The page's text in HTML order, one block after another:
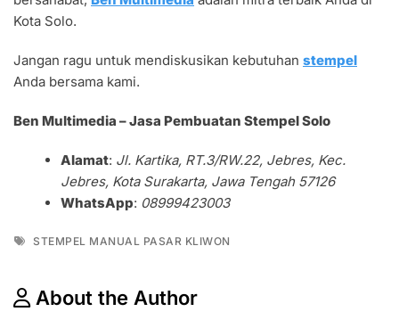
Kota Solo.
Jangan ragu untuk mendiskusikan kebutuhan stempel
Anda bersama kami.
Ben Multimedia – Jasa Pembuatan Stempel Solo
Alamat: Jl. Kartika, RT.3/RW.22, Jebres, Kec.
Jebres, Kota Surakarta, Jawa Tengah 57126
WhatsApp: 08999423003
Tags
STEMPEL MANUAL PASAR KLIWON
About the Author